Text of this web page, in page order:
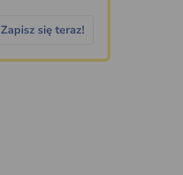
Zapisz się teraz!